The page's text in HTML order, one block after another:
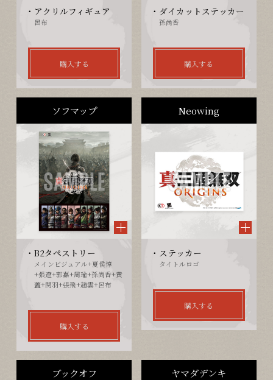
アクリルフィギュア
呂布
購入する
ダイカットステッカー
孫尚香
購入する
ソフマップ
B2タペストリー
メインビジュアル+夏侯惇
+張遼+郭嘉+周瑜+孫尚香+黄
蓋+関羽+張飛+趙雲+呂布
購入する
Neowing
ステッカー
タイトルロゴ
購入する
ブックオフ ヤマダデンキ